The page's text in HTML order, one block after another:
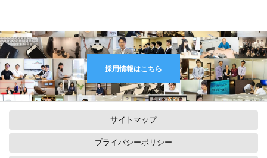
採用情報はこちら
サイトマップ
プライバシーポリシー